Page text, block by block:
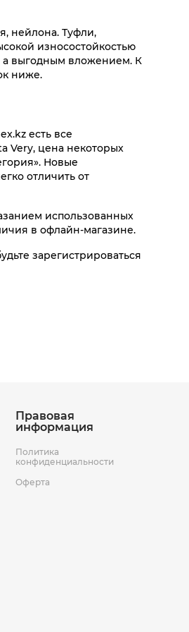
нейлона. Туфли,
износостойкостью
а выгодным вложением. К
ниже.
есть все
Very, цена некоторых
Новые
отличить от
использованных
в офлайн-магазине.
зарегистрироваться
Правовая
информация
Политика
конфиденциальности
Оферта